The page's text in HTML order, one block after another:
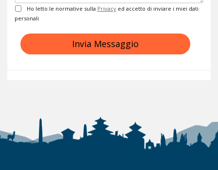
Privacy
Ho letto le normative sulla Privacy ed accetto di inviare i miei dati
personali
Invia Messaggio